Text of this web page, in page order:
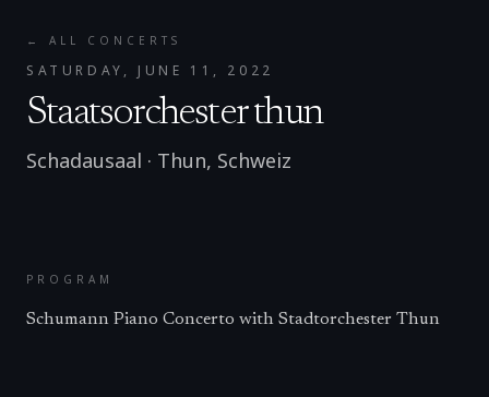
← ALL CONCERTS
SATURDAY, JUNE 11, 2022
Staatsorchester thun
Schadausaal · Thun, Schweiz
PROGRAM
Schumann Piano Concerto with Stadtorchester Thun